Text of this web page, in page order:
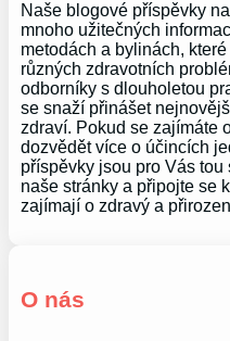
Naše blogové příspěvky
mnoho užitečných
metodách a bylinách,
různých zdravotních
odborníky s dlouholetou
se snaží přinášet
zdraví. Pokud se zajímáte
dozvědět více o účincích
příspěvky jsou pro Vás
naše stránky a připojte se
zajímají o zdravý a
O nás